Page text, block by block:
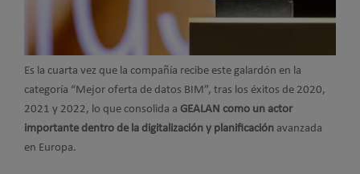
Es la cuarta vez que la compañía recibe este galardón en la
categoría “Mejor oferta de datos BIM”, tras los éxitos de 2020,
2021 y 2022, lo que consolida a GEALAN como un actor
importante dentro de la digitalización y planificación avanzada
en Europa.